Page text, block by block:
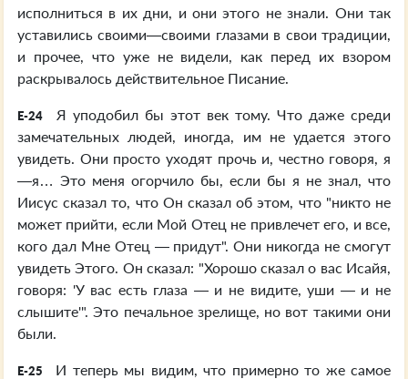
исполниться в их дни, и они этого не знали. Они так
уставились своими—своими глазами в свои традиции,
и прочее, что уже не видели, как перед их взором
раскрывалось действительное Писание.
E-24
Я уподобил бы этот век тому. Что даже среди
замечательных людей, иногда, им не удается этого
увидеть. Они просто уходят прочь и, честно говоря, я
—я… Это меня огорчило бы, если бы я не знал, что
Иисус сказал то, что Он сказал об этом, что "никто не
может прийти, если Мой Отец не привлечет его, и все,
кого дал Мне Отец — придут". Они никогда не смогут
увидеть Этого. Он сказал: "Хорошо сказал о вас Исайя,
говоря: 'У вас есть глаза — и не видите, уши — и не
слышите'". Это печальное зрелище, но вот такими они
были.
E-25
И теперь мы видим, что примерно то же самое